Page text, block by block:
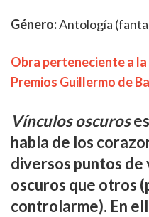
Género:Antología
Obra perteneciente a
Premios Guillermo de
Vínculos oscuros
habla de los
diversos puntos de
oscuros que otros
controlarme). En